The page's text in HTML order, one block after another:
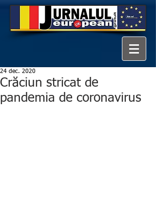
Crăciun stricat de
pandemia de coronavirus
24 dec. 2020